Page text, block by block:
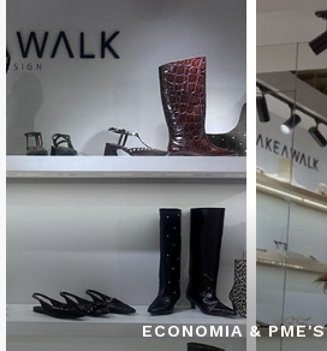
ECONOMIA & PME'S